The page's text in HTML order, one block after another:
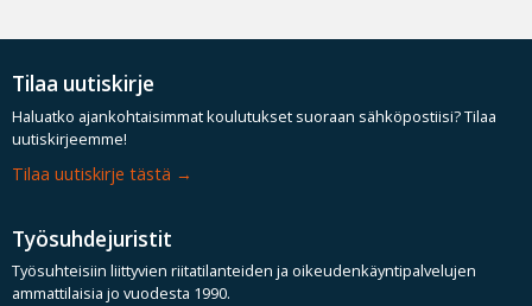
Tilaa uutiskirje
Haluatko ajankohtaisimmat koulutukset suoraan sähköpostiisi? Tilaa
uutiskirjeemme!
Tilaa uutiskirje tästä
Työsuhdejuristit
Työsuhteisiin liittyvien riitatilanteiden ja oikeudenkäyntipalvelujen
ammattilaisia jo vuodesta 1990.